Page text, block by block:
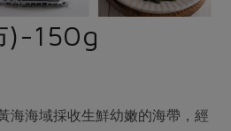
個人清潔
織品
)-150g
海海域採收生鮮幼嫩的海帶，經